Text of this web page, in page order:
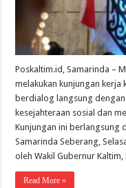
Poskaltim.id, Samarinda –
melakukan kunjungan kerja
berdialog langsung
kesejahteraan sosial dan
Kunjungan ini berlangsung
Samarinda Seberang,
oleh Wakil Gubernur
Read More »